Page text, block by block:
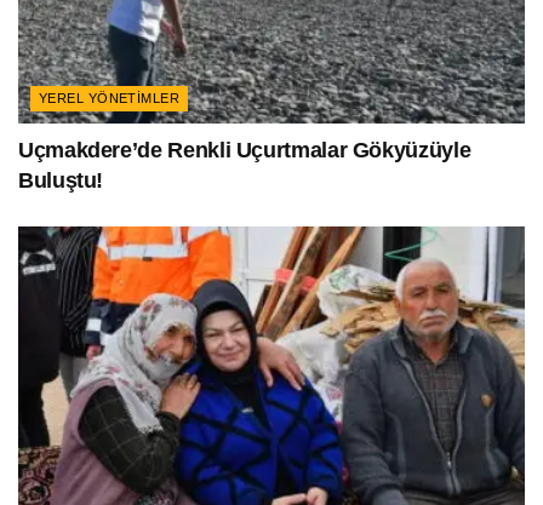
YEREL YÖNETIMLER
Uçmakdere’de Renkli Uçurtmalar Gökyüzüyle
Buluştu!